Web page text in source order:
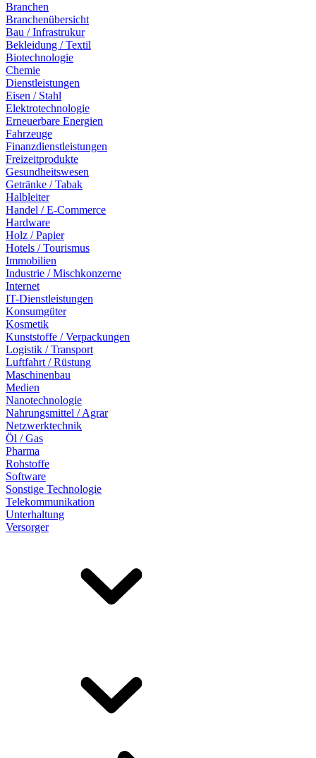
Branchen
Branchenübersicht
Bau / Infrastrukur
Bekleidung / Textil
Biotechnologie
Chemie
Dienstleistungen
Eisen / Stahl
Elektrotechnologie
Erneuerbare Energien
Fahrzeuge
Finanzdienstleistungen
Freizeitprodukte
Gesundheitswesen
Getränke / Tabak
Halbleiter
Handel / E-Commerce
Hardware
Holz / Papier
Hotels / Tourismus
Immobilien
Industrie / Mischkonzerne
Internet
IT-Dienstleistungen
Konsumgüter
Kosmetik
Kunststoffe / Verpackungen
Logistik / Transport
Luftfahrt / Rüstung
Maschinenbau
Medien
Nanotechnologie
Nahrungsmittel / Agrar
Netzwerktechnik
Öl / Gas
Pharma
Rohstoffe
Software
Sonstige Technologie
Telekommunikation
Unterhaltung
Versorger